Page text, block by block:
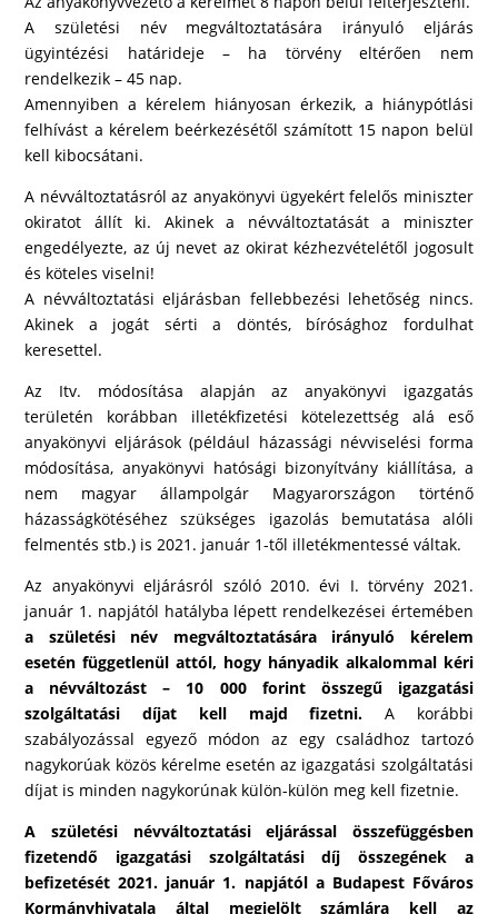
A születési név megváltoztatására irányuló eljárás
ügyintézési határideje – ha törvény eltérően nem
rendelkezik – 45 nap.
Amennyiben a kérelem hiányosan érkezik, a hiánypótlási
felhívást a kérelem beérkezésétől számított 15 napon belül
kell kibocsátani.
A névváltoztatásról az anyakönyvi ügyekért felelős miniszter
okiratot állít ki. Akinek a névváltoztatását a miniszter
engedélyezte, az új nevet az okirat kézhezvételétől jogosult
és köteles viselni!
A névváltoztatási eljárásban fellebbezési lehetőség nincs.
Akinek a jogát sérti a döntés, bírósághoz fordulhat
keresettel.
Az Itv. módosítása alapján az anyakönyvi igazgatás
területén korábban illetékfizetési kötelezettség alá eső
anyakönyvi eljárások (például házassági névviselési forma
módosítása, anyakönyvi hatósági bizonyítvány kiállítása, a
nem magyar állampolgár Magyarországon történő
házasságkötéséhez szükséges igazolás bemutatása alóli
felmentés stb.) is 2021. január 1-től illetékmentessé váltak.
Az anyakönyvi eljárásról szóló 2010. évi I. törvény 2021.
január 1. napjától hatályba lépett rendelkezései értemében
a születési név megváltoztatására irányuló kérelem
esetén függetlenül attól, hogy hányadik alkalommal kéri
a névváltozást – 10 000 forint összegű igazgatási
szolgáltatási díjat kell majd fizetni. A korábbi
szabályozással egyező módon az egy családhoz tartozó
nagykorúak közös kérelme esetén az igazgatási szolgáltatási
díjat is minden nagykorúnak külön-külön meg kell fizetnie.
A születési névváltoztatási eljárással összefüggésben
fizetendő igazgatási szolgáltatási díj összegének a
befizetését 2021. január 1. napjától a Budapest Főváros
Kormányhivatala által megjelölt számlára kell az